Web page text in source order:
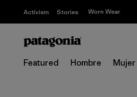
Activism Stories Worn Wear
Featured Hombre Mujer